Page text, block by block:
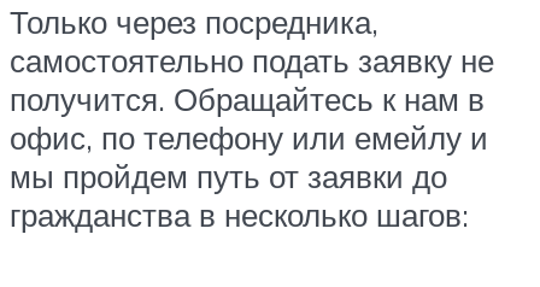
Только через посредника,
самостоятельно подать заявку не
получится. Обращайтесь к нам в
офис, по телефону или емейлу и
мы пройдем путь от заявки до
гражданства в несколько шагов: